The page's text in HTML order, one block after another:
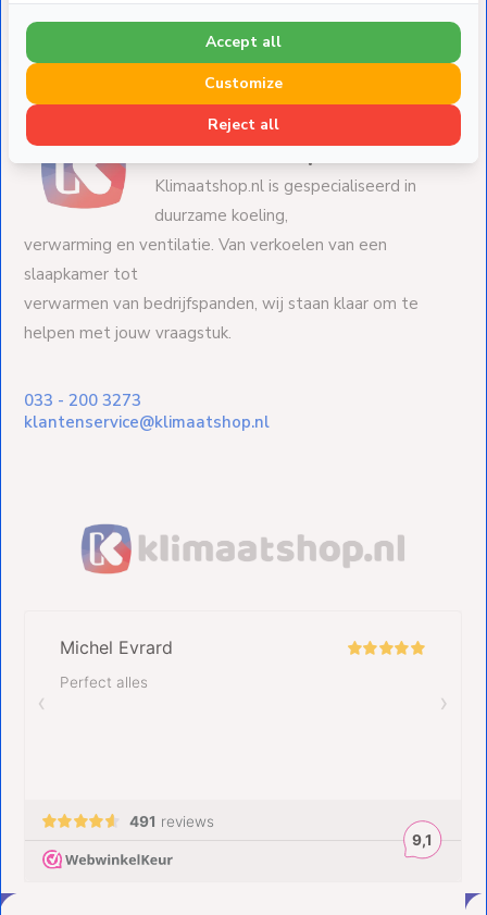
Klimaatshop.nl is gespecialiseerd in
duurzame koeling,
verwarming en ventilatie. Van verkoelen van een
slaapkamer tot
verwarmen van bedrijfspanden, wij staan klaar om te
helpen met jouw vraagstuk.
033 - 200 3273
klantenservice@klimaatshop.nl
Reject all
Customize
Accept all